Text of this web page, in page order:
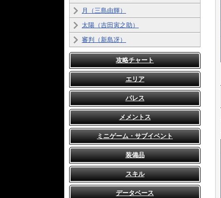
月（三島由輝）
太陽（吉田寅之助）
審判（新島冴）
攻略チャート
エリア
パレス
メメントス
ミニゲーム・サブイベント
装備品
スキル
データベース